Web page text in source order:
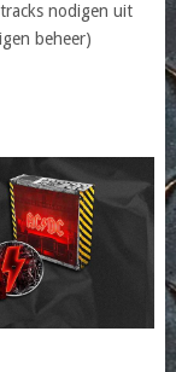
nodigen uit
beheer)